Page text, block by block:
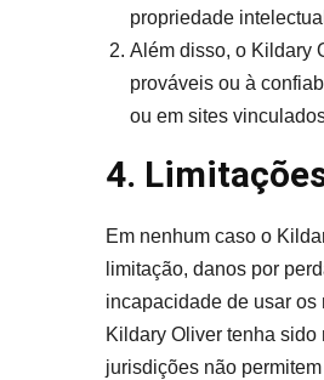
propriedade
Além disso, o Kildary
prováveis ​​ou à
ou em sites
4.
Em nenhum caso o
limitação, danos por
incapacidade de usar os
Kildary Oliver tenha
jurisdições não